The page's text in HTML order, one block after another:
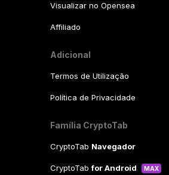
Visualizar no Opensea
Affiliado
Adicional
Termos de Utilização
Política de Privacidade
Família CryptoTab
CryptoTab Navegador
CryptoTabfor Android MAX